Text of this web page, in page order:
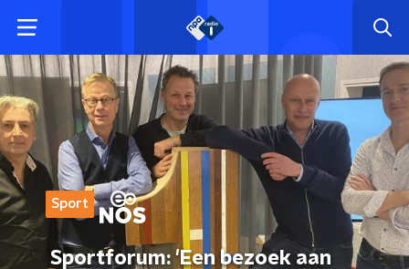
Sport
Sportforum: 'Een bezoek aan